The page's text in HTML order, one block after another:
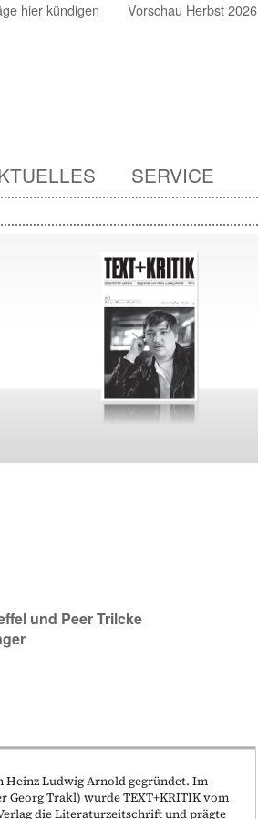
hier kündigen Vorschau Herbst 2026
SERVICE
und Peer Trilcke
Heinz Ludwig Arnold gegründet. Im
Georg Trakl) wurde TEXT+KRITIK vom
die Literaturzeitschrift und prägte